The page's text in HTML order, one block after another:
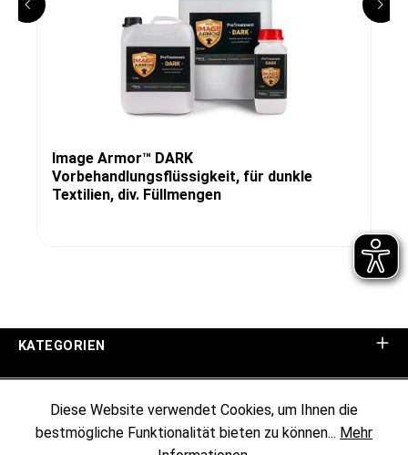
Image Armor™ DARK
Vorbehandlungsflüssigkeit, für dunkle
Textilien, div. Füllmengen
KATEGORIEN
KUNDENINFORMATIONEN
Diese Website verwendet Cookies, um Ihnen die
bestmögliche Funktionalität bieten zu können... Mehr